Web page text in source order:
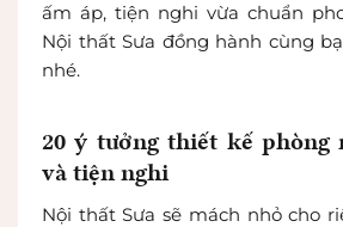
ấm áp, tiện nghi vừa chuẩn
Nội thất Sưa đồng hành cùng
nhé.
20 ý tưởng thiết kế phòng
và tiện nghi
Nội thất Sưa sẽ mách nhỏ cho